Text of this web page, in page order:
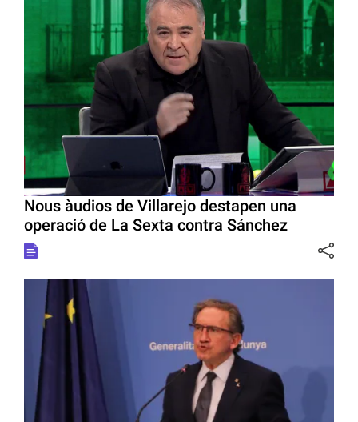
Nous àudios de Villarejo destapen una
operació de La Sexta contra Sánchez